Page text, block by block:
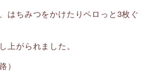
はちみつをかけたりペロっと3枚ぐ
上がられました。
）